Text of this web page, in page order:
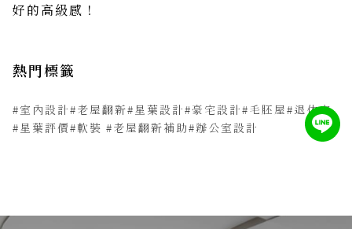
好的高級感！
熱門標籤
#室內設計#老屋翻新#星葉設計#豪宅設計#毛胚屋#退休宅
#星葉評價#軟裝 #老屋翻新補助#辦公室設計